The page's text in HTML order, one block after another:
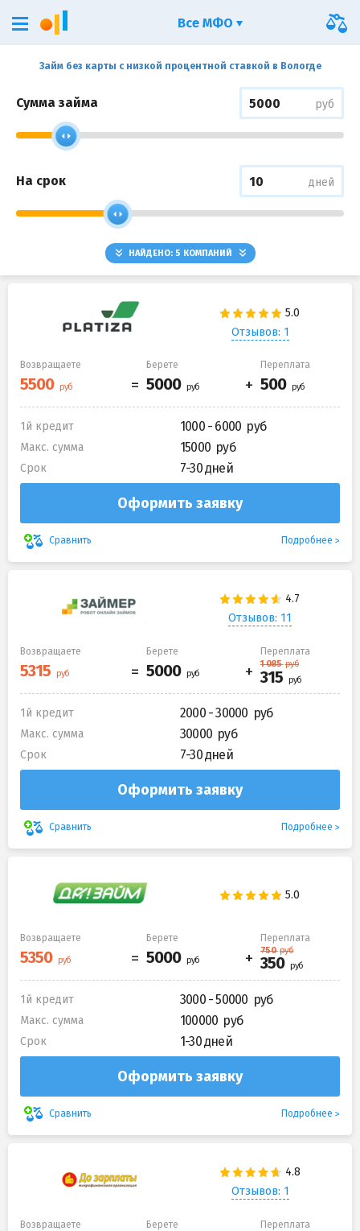
Займ без карты с низкой процентной ставкой в Вологде
Сумма займа руб
На срок дней
НАЙДЕНО: 5 КОМПАНИЙ
Отзывов: 1
Возвращаете Берете Переплата
1й кредит 1000 - 6000
Макс. сумма 15000
Срок 7-30 дней
Оформить заявку
Сравнить Подробнее
Отзывов: 11
Возвращаете Берете Переплата
1й кредит 2000 - 30000
Макс. сумма 30000
Срок 7-30 дней
Оформить заявку
Сравнить Подробнее
Возвращаете Берете Переплата
1й кредит 3000 - 50000
Макс. сумма 100000
Срок 1-30 дней
Оформить заявку
Сравнить Подробнее
Отзывов: 1
Возвращаете Берете Переплата
Все МФО